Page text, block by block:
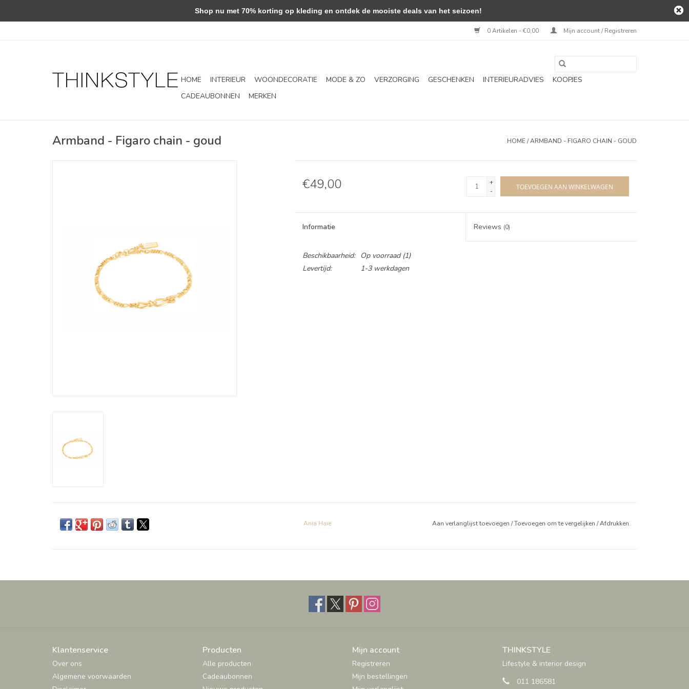
0 Artikelen - €0,00 Mijn account / Registreren
HOME INTERIEUR WOONDECORATIE MODE & ZO VERZORGING GESCHENKEN INTERIEURADVIES
KOOPJES
CADEAUBONNEN
MERKEN
Armband - Figaro chain - goud HOME/ARMBAND - FIGARO CHAIN - GOUD
€49,00
+
-
TOEVOEGEN AAN WINKELWAGEN
Informatie Reviews (0)
Beschikbaarheid: Op voorraad(1)
Levertijd:
1-3 werkdagen
Ania Haie Aan verlanglijst toevoegen /Toevoegen om te vergelijken /Afdrukken
Klantenservice
Over ons
Algemene voorwaarden
Producten
Alle producten
Cadeaubonnen
Mijn account
Registreren
Mijn bestellingen
THINKSTYLE
Lifestyle & interior design
011 186581
Shop nu met 70% korting op kleding en ontdek de mooiste deals van het seizoen!